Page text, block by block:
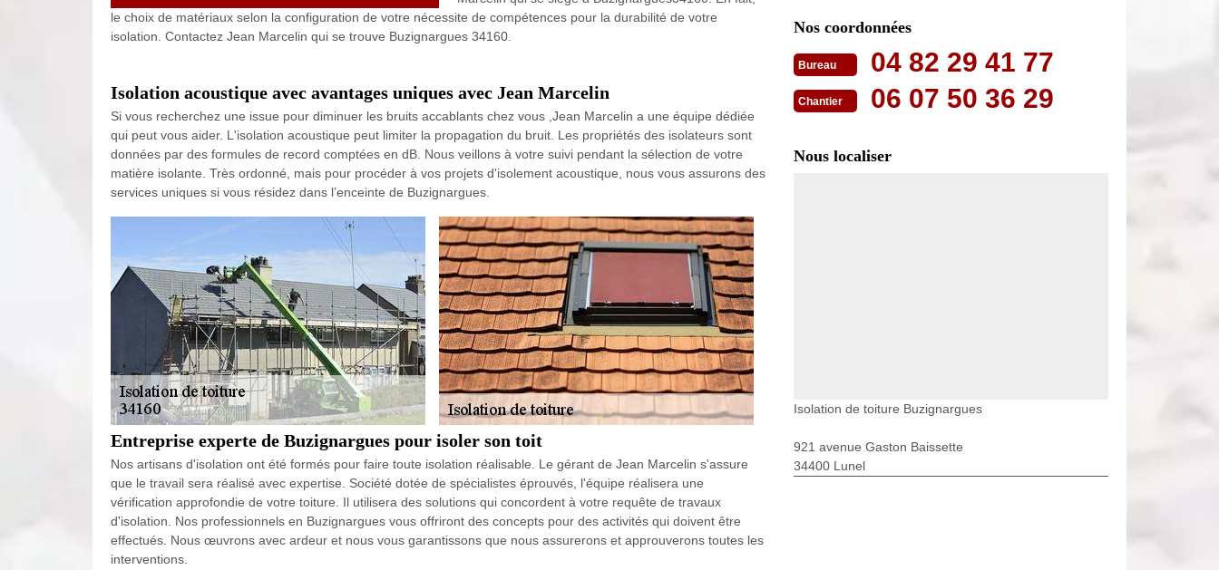
le choix de matériaux selon la configuration de votre nécessite de compétences pour la durabilité de votre
isolation. Contactez Jean Marcelin qui se trouve Buzignargues 34160.
Isolation acoustique avec avantages uniques avec Jean Marcelin
Si vous recherchez une issue pour diminuer les bruits accablants chez vous ,Jean Marcelin a une équipe dédiée
qui peut vous aider. L'isolation acoustique peut limiter la propagation du bruit. Les propriétés des isolateurs sont
données par des formules de record comptées en dB. Nous veillons à votre suivi pendant la sélection de votre
matière isolante. Très ordonné, mais pour procéder à vos projets d'isolement acoustique, nous vous assurons des
services uniques si vous résidez dans l’enceinte de Buzignargues.
Entreprise experte de Buzignargues pour isoler son toit
Nos artisans d'isolation ont été formés pour faire toute isolation réalisable. Le gérant de Jean Marcelin s'assure
que le travail sera réalisé avec expertise. Société dotée de spécialistes éprouvés, l'équipe réalisera une
vérification approfondie de votre toiture. Il utilisera des solutions qui concordent à votre requête de travaux
d'isolation. Nos professionnels en Buzignargues vous offriront des concepts pour des activités qui doivent être
effectués. Nous œuvrons avec ardeur et nous vous garantissons que nous assurerons et approuverons toutes les
interventions.
Nos coordonnées
Bureau 04 82 29 41 77
Chantier 06 07 50 36 29
Nous localiser
Isolation de toiture Buzignargues
921 avenue Gaston Baissette
34400 Lunel